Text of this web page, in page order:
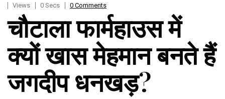
Views
0 Secs 0 Comments
चौटाला फार्महाउस में
क्यों खास मेहमान बनते हैं
जगदीप धनखड़?